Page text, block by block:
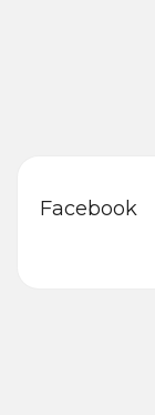
Facebook